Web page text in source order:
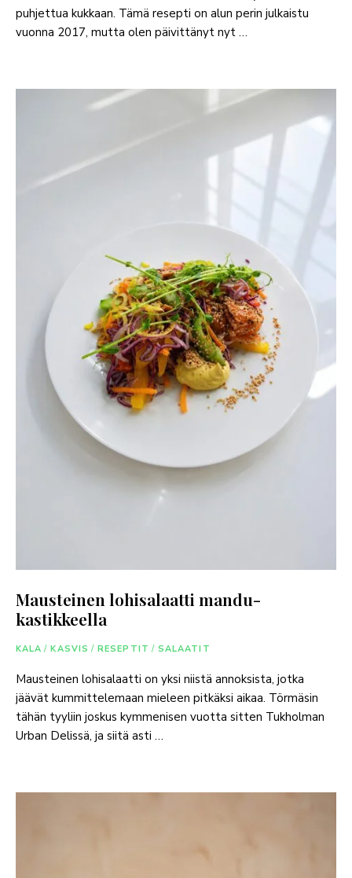
puhjettua kukkaan. Tämä resepti on alun perin julkaistu
vuonna 2017, mutta olen päivittänyt nyt …
Mausteinen lohisalaatti mandu-
kastikkeella
KALA / KASVIS / RESEPTIT / SALAATIT
Mausteinen lohisalaatti on yksi niistä annoksista, jotka
jäävät kummittelemaan mieleen pitkäksi aikaa. Törmäsin
tähän tyyliin joskus kymmenisen vuotta sitten Tukholman
Urban Delissä, ja siitä asti …